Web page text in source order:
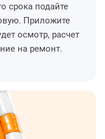
срока подайте
Приложите
осмотр, расчет
на ремонт.